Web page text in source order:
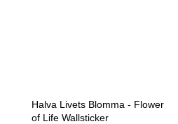
Halva Livets Blomma - Flower
of Life Wallsticker